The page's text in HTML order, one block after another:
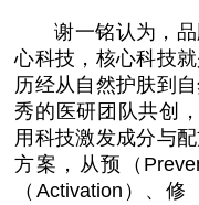
谢一铭认为，
心科技，核心科技
历经从自然护肤到
秀的医研团队共创
用科技激发成分与
方案，从预（
（Activation）、